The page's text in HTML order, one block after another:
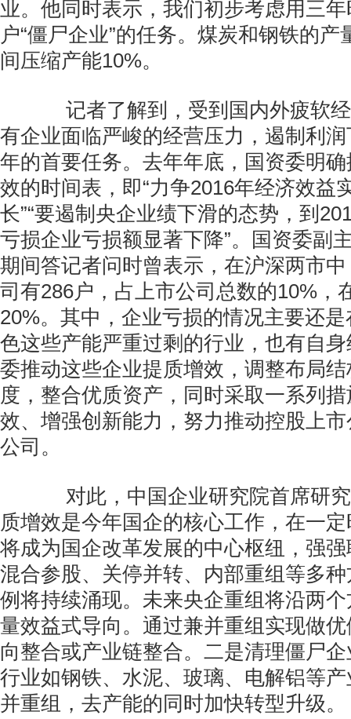
业。他同时表示，我们初步考虑用三
户“僵尸企业”的任务。煤炭和钢铁的
间压缩产能10%。
记者了解到，受到国内外疲软经
有企业面临严峻的经营压力，遏制利
年的首要任务。去年年底，国资委明
效的时间表，即“力争2016年经济效益
长”“要遏制央企业绩下滑的态势，到
亏损企业亏损额显著下降”。国资委副
期间答记者问时曾表示，在沪深两市
司有286户，占上市公司总数的10%，
20%。其中，企业亏损的情况主要还
色这些产能严重过剩的行业，也有自
委推动这些企业提质增效，调整布局
度，整合优质资产，同时采取一系列
效、增强创新能力，努力推动控股上
公司。
对此，中国企业研究院首席研究
质增效是今年国企的核心工作，在一
将成为国企改革发展的中心枢纽，强
混合参股、关停并转、内部重组等多
例将持续涌现。未来央企重组将沿两
量效益式导向。通过兼并重组实现做
向整合或产业链整合。二是清理僵尸
行业如钢铁、水泥、玻璃、电解铝等
并重组，去产能的同时加快转型升级。